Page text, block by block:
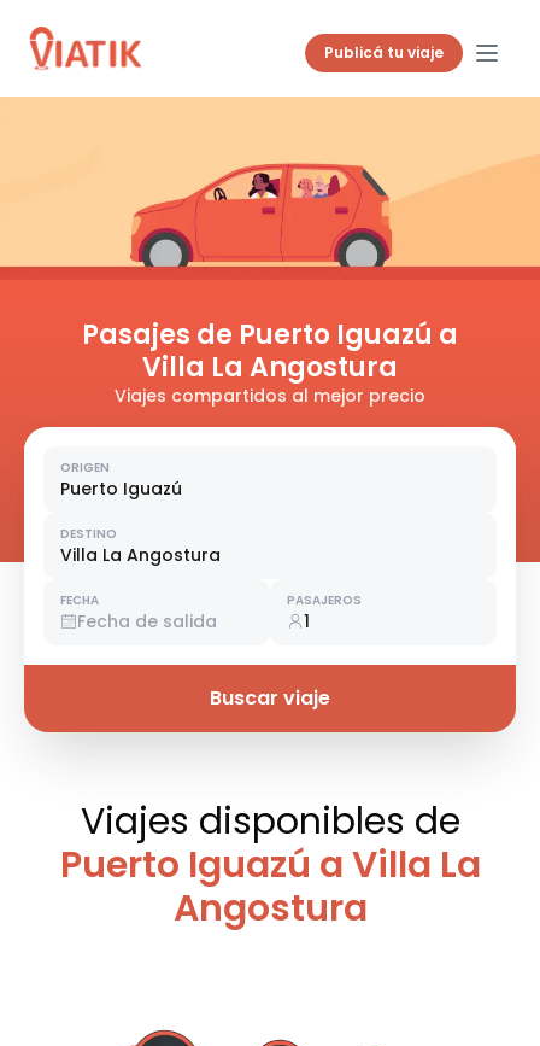
Publicá tu viaje
Pasajes de Puerto Iguazú a
Villa La Angostura
Viajes compartidos al mejor precio
ORIGEN
Puerto Iguazú
DESTINO
Villa La Angostura
FECHA
Fecha de salida
PASAJEROS
1
Buscar viaje
Viajes disponibles de
Puerto Iguazú a Villa La
Angostura